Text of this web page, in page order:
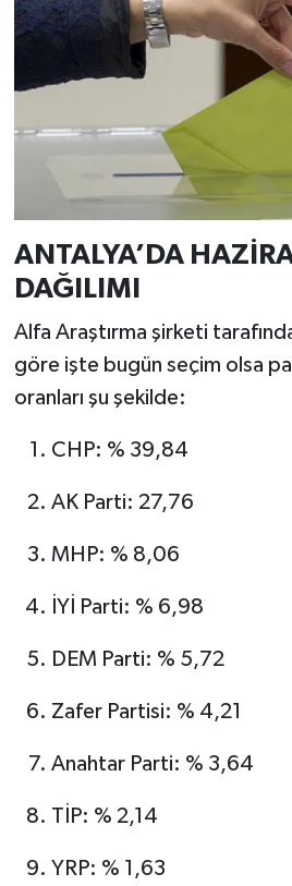
ANTALYA’DA
DAĞILIMI
Alfa Araştırma şirketi
göre işte bugün seçim olsa
oranları şu şekilde:
CHP: % 39,84
AK Parti: 27,76
MHP: % 8,06
İYİ Parti: % 6,98
DEM Parti: % 5,72
Zafer Partisi: % 4,21
Anahtar Parti: % 3,64
TİP: % 2,14
YRP: % 1,63